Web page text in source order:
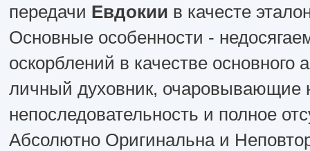
передачи Евдокии в качесте
Основные особенности -
оскорблений в качестве
личный духовник, очаровывающие
непоследовательность и полное
Абсолютно Оригинальна и